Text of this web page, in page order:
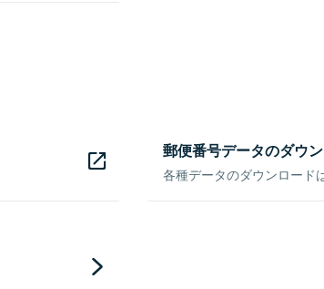
郵便番号データのダウ
各種データのダウンロード